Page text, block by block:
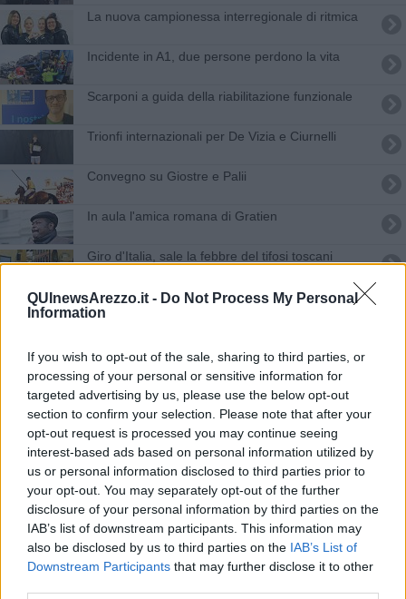
QUInewsArezzo.it - Do Not Process My Personal
Information
If you wish to opt-out of the sale, sharing to third parties, or
processing of your personal or sensitive information for
targeted advertising by us, please use the below opt-out
section to confirm your selection. Please note that after your
opt-out request is processed you may continue seeing
interest-based ads based on personal information utilized by
us or personal information disclosed to third parties prior to
your opt-out. You may separately opt-out of the further
disclosure of your personal information by third parties on the
IAB’s list of downstream participants. This information may
also be disclosed by us to third parties on the IAB’s List of
Downstream Participants that may further disclose it to other
La nuova campionessa interregionale di ritmica
Incidente in A1, due persone perdono la vita
Scarponi a guida della riabilitazione funzionale
Trionfi internazionali per De Vizia e Ciurnelli
Convegno su Giostre e Palii
In aula l'amica romana di Gratien
Giro d'Italia, sale la febbre del tifosi toscani
L'Umbria a portata di autobus
Arezzo Wave band Umbria: i finalisti
Capotreno minacciato
Samb-Arezzo: 1-0, sconfitta che brucia e fa male
Arezzo, che batosta con il Tiferno Lerchi (3-1)
Mariotti: "Vogliamo vincere, già da domani"
Arezzo di nuovo al lavoro: c'è Pisanu